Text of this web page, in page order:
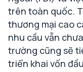
trên toàn quốc.
thương mại cao
nhu cầu vẫn
trường cũng sẽ
triển khai vốn